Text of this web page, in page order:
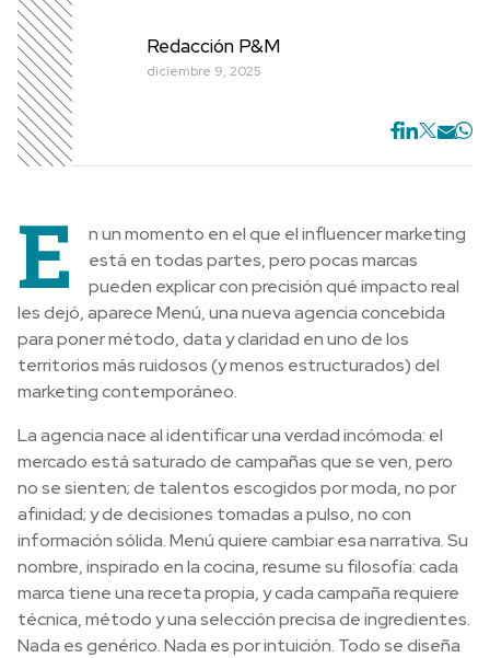
Redacción P&M
diciembre 9, 2025
E
n un momento en el que el influencer marketing
está en todas partes, pero pocas marcas
pueden explicar con precisión qué impacto real
les dejó, aparece Menú, una nueva agencia concebida
para poner método, data y claridad en uno de los
territorios más ruidosos (y menos estructurados) del
marketing contemporáneo.
La agencia nace al identificar una verdad incómoda: el
mercado está saturado de campañas que se ven, pero
no se sienten; de talentos escogidos por moda, no por
afinidad; y de decisiones tomadas a pulso, no con
información sólida. Menú quiere cambiar esa narrativa. Su
nombre, inspirado en la cocina, resume su filosofía: cada
marca tiene una receta propia, y cada campaña requiere
técnica, método y una selección precisa de ingredientes.
Nada es genérico. Nada es por intuición. Todo se diseña